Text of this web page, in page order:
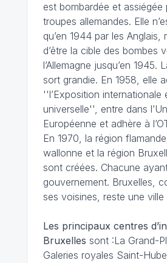
est bombardée et assiégée
troupes allemandes. Elle
qu’en 1944 par les Anglais,
d’être la cible des bombes
l’Allemagne jusqu’en 1945.
sort grandie. En 1958, elle
''l’Exposition internationale
universelle'', entre dans
Européenne et adhère à
En 1970, la région
wallonne et la région
sont créées. Chacune
gouvernement. Bruxelles,
ses voisines, reste une ville
Les principaux centres
Bruxelles sont :La Grand-
Galeries royales Saint-